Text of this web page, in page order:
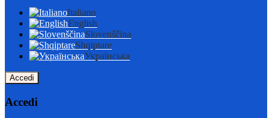
Italiano
English
Slovenščina
Shqiptare
Українська
Accedi
Accedi